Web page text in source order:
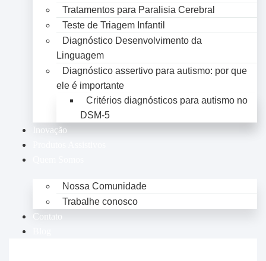
Tratamentos para Paralisia Cerebral
Teste de Triagem Infantil
Diagnóstico Desenvolvimento da
Linguagem
Diagnóstico assertivo para autismo: por que
ele é importante
Critérios diagnósticos para autismo no
DSM-5
Inovação
Nossa Comunidade
Trabalhe conosco
Contato